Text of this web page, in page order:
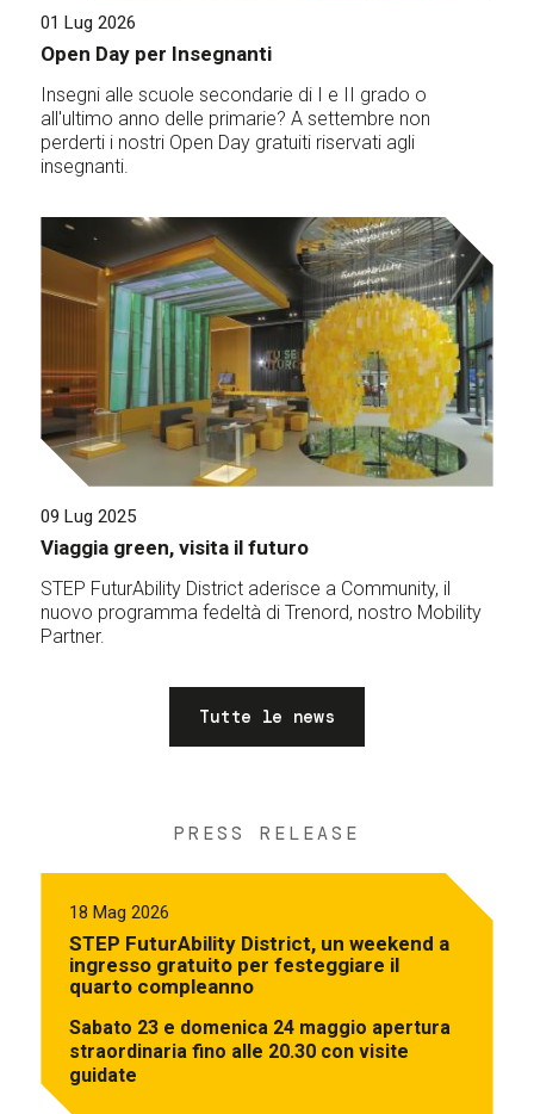
01 Lug 2026
Open Day per Insegnanti
Insegni alle scuole secondarie di I e II grado o
all'ultimo anno delle primarie? A settembre non
perderti i nostri Open Day gratuiti riservati agli
insegnanti.
09 Lug 2025
Viaggia green, visita il futuro
STEP FuturAbility District aderisce a Community, il
nuovo programma fedeltà di Trenord, nostro Mobility
Partner.
Tutte le news
PRESS RELEASE
18 Mag 2026
STEP FuturAbility District, un weekend a
ingresso gratuito per festeggiare il
quarto compleanno
Sabato 23 e domenica 24 maggio apertura
straordinaria fino alle 20.30 con visite
guidate